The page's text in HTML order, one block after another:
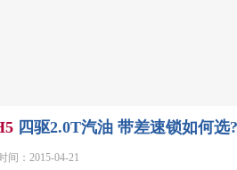
5 四驱2.0T汽油 带差速锁如何选?
：2015-04-21